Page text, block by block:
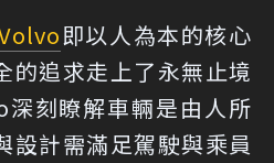
即以人為本的核心
的追求走上了永無止境
刻瞭解車輛是由人所
設計需滿足駕駛與乘員